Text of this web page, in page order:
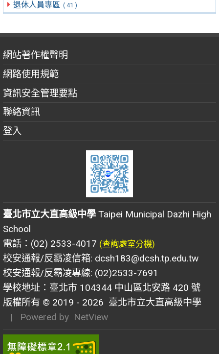
退休人員專區 ( 41 )
網站著作權聲明
網路使用規範
資訊安全管理要點
聯絡資訊
登入
臺北市立大直高級中學 Taipei Municipal Dazhi High
School
電話：(02) 2533-4017 (查詢處室分機)
校安通報/反霸凌信箱: dcsh183@dcsh.tp.edu.tw
校安通報/反霸凌專線: (02)2533-7691
學校地址：臺北市 104344 中山區北安路 420 號
版權所有 © 2019 - 2026 臺北市立大直高級中學
| Powered by NetView